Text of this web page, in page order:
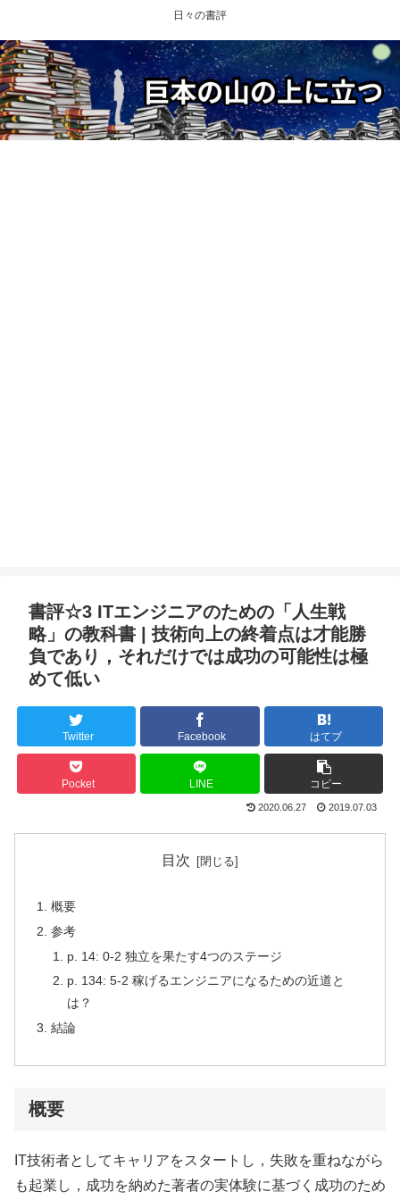
日々の書評
書評☆3 ITエンジニアのための「人生戦
略」の教科書 | 技術向上の終着点は才能勝
負であり，それだけでは成功の可能性は極
めて低い
Twitter Facebook はてブ
Pocket LINE コピー
2020.06.27 2019.07.03
目次
概要
参考
p. 14: 0-2 独立を果たす4つのステージ
p. 134: 5-2 稼げるエンジニアになるための近道と
は？
結論
概要
IT技術者としてキャリアをスタートし，失敗を重ねながら
も起業し，成功を納めた著者の実体験に基づく成功のため